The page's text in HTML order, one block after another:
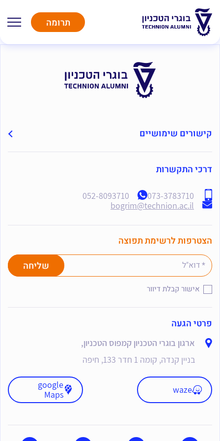
תרומה
קישורים שימושיים
פרטי הגעה
ארגון בוגרי הטכניון קמפוס הטכניון,
בניין קנדה, קומה 1 חדר 133, חיפה
waze
google
Maps
דרכי התקשרות
073-3783710
052-8093710
bogrim@technion.ac.il
הצטרפות לרשימת תפוצה
אישור קבלת דיוור